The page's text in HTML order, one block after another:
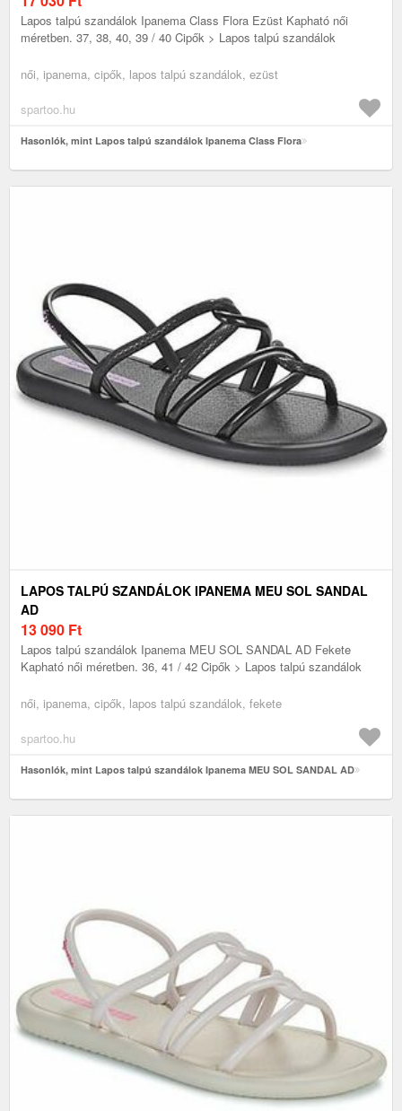
Lapos talpú szandálok Ipanema Class Flora Ezüst Kapható női
méretben. 37, 38, 40, 39 / 40 Cipők > Lapos talpú szandálok
női, ipanema, cipők, lapos talpú szandálok, ezüst
spartoo.hu
Hasonlók, mint Lapos talpú szandálok Ipanema Class Flora
LAPOS TALPÚ SZANDÁLOK IPANEMA MEU SOL SANDAL
AD
13 090 Ft
Lapos talpú szandálok Ipanema MEU SOL SANDAL AD Fekete
Kapható női méretben. 36, 41 / 42 Cipők > Lapos talpú szandálok
női, ipanema, cipők, lapos talpú szandálok, fekete
spartoo.hu
Hasonlók, mint Lapos talpú szandálok Ipanema MEU SOL SANDAL AD